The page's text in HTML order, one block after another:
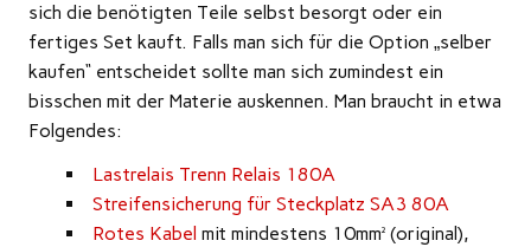
sich die benötigten Teile selbst besorgt oder ein
fertiges Set kauft. Falls man sich für die Option „selber
kaufen“ entscheidet sollte man sich zumindest ein
bisschen mit der Materie auskennen. Man braucht in etwa
Folgendes:
Lastrelais Trenn Relais 180A
Streifensicherung für Steckplatz SA3 80A
Rotes Kabel mit mindestens 10mm² (original),